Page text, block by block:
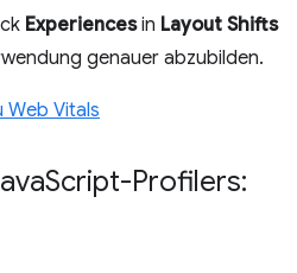
Experiencesin Layout Shifts
genauer abzubilden.
Web Vitals
Script-Profilers: